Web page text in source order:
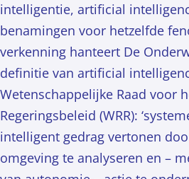
intelligentie, artificial
benamingen voor hetzelfde
verkenning hanteert De
definitie van artificial
Wetenschappelijke Raad voor
Regeringsbeleid (WRR):
intelligent gedrag vertonen
omgeving te analyseren en –